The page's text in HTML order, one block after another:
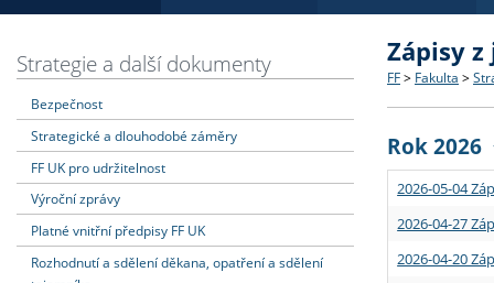
Dozvědět se více
Struktura
Strategie
Podpora
Podat přihlášku
Co
Učitelské
Dozvědět se více
Rigorózní
Dozvědět se více
O vědě a
Granty a
Dozvědět se více
Aktuální
Strategie a další dokumenty
Bezpečnost
Strategické a dlouhodobé záměry
FF UK pro udržitelnost
Výroční zprávy
Platné vnitřní předpisy FF UK
Rozhodnutí a sdělení děkana, opatření a sdělení
Zápisy
FF > Fakulta >
Rok 2026
2026-05-04
2026-04-27
2026-04-20